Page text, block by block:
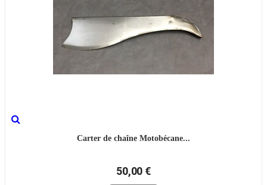
Carter de chaîne Motobécane...
50,00 €